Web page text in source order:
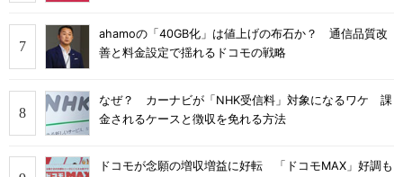
ahamoの「40GB化」は値上げの布石か？ 通信品質改
善と料金設定で揺れるドコモの戦略
なぜ？ カーナビが「NHK受信料」対象になるワケ 課
金されるケースと徴収を免れる方法
ドコモが念願の増収増益に好転 「ドコモMAX」好調も